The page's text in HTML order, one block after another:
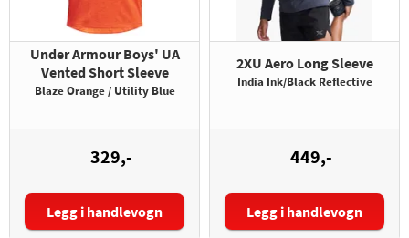
Under Armour Boys' UA
Vented Short Sleeve
Blaze Orange / Utility Blue
329,-
Størrelse:
Legg i handlevogn
2XU Aero Long Sleeve
India Ink/Black Reflective
449,-
Størrelse:
Legg i handlevogn